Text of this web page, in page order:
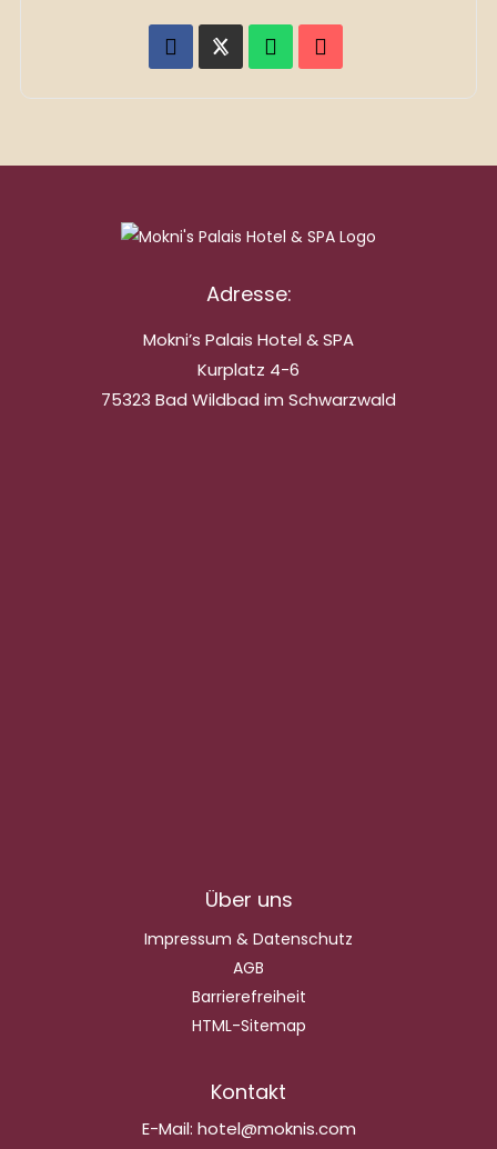
Adresse:
Mokni’s Palais Hotel & SPA
Kurplatz 4-6
75323 Bad Wildbad im Schwarzwald
Über uns
Impressum & Datenschutz
AGB
Barrierefreiheit
HTML-Sitemap
Kontakt
E-Mail: hotel@moknis.com